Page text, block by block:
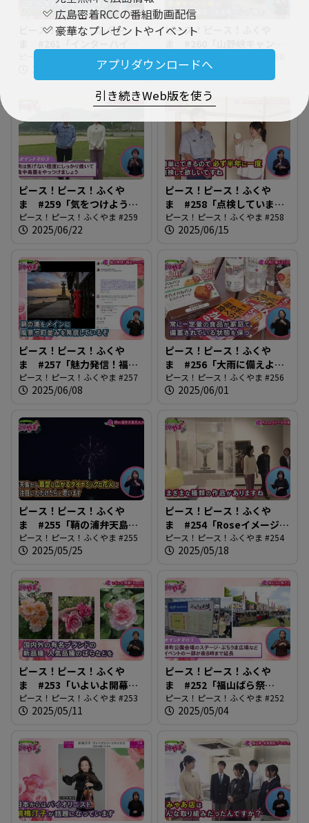
広島密着RCCの番組動画配信
豪華なプレゼントやイベント
アプリダウンロードへ
引き続きWeb版を使う
ピース！ピース！ふくや
ピース！ピース！ふくや
場へ行ってみよう！」
2025/06/29
ピース！ピース！ふくや
ま #259「気をつけよう！
夏の食中毒」
ピース！ピース！ふくやま #259
2025/06/22
ピース！ピース！ふくや
ま #258「点検しています
か・住宅用火災警報器」
ピース！ピース！ふくやま #258
2025/06/15
ピース！ピース！ふくや
ま #257「魅力発信！福山
アンバサダー」
ピース！ピース！ふくやま #257
2025/06/08
ピース！ピース！ふくや
ま #256「大雨に備えよう
2025」
ピース！ピース！ふくやま #256
2025/06/01
ピース！ピース！ふくや
ま #255「鞆の浦弁天島花
火大会」
ピース！ピース！ふくやま #255
2025/05/25
ピース！ピース！ふくや
ま #254「Roseイメージの
系譜」
ピース！ピース！ふくやま #254
2025/05/18
ピース！ピース！ふくや
ま #253「いよいよ開幕！
Rose Expo」
ピース！ピース！ふくやま #253
2025/05/11
ピース！ピース！ふくや
ま #252「福山ばら祭
2025」
ピース！ピース！ふくやま #252
2025/05/04